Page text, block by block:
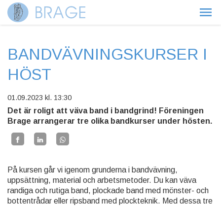
BANDVÄVNINGSKURSER I
HÖST
01.09.2023 kl. 13:30
Det är roligt att väva band i bandgrind! Föreningen
Brage arrangerar tre olika bandkurser under hösten.
På kursen går vi igenom grunderna i bandvävning,
uppsättning, material och arbetsmetoder. Du kan väva
randiga och rutiga band, plockade band med mönster- och
bottentrådar eller ripsband med plockteknik. Med dessa tre